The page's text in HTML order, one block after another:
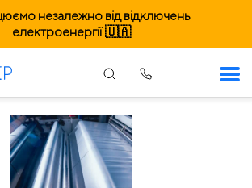
незалежно від відключень
електроенергії 🇺🇦